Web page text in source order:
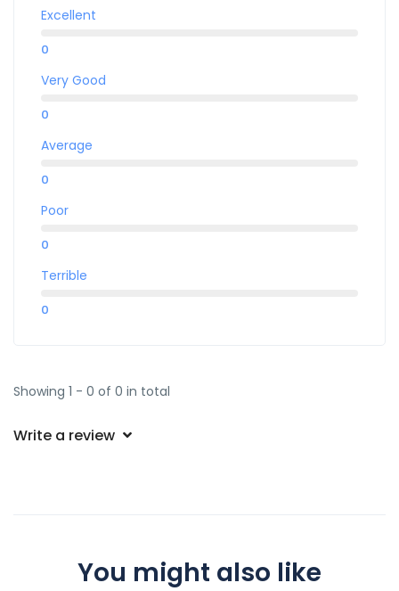
Excellent
0
Very Good
0
Average
0
Poor
0
Terrible
0
Showing 1 - 0 of 0 in total
Write a review
You might also like